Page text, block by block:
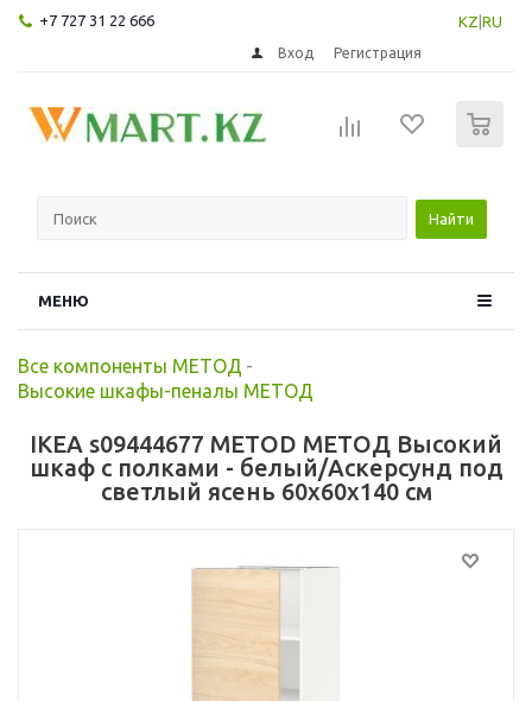
+7 727 31 22 666 KZ RU
Вход Регистрация
Найти
МЕНЮ
Все компоненты МЕТОД -
Высокие шкафы-пеналы МЕТОД
IKEA s09444677 METOD МЕТОД Высокий
шкаф с полками - белый/Аскерсунд под
светлый ясень 60x60x140 см